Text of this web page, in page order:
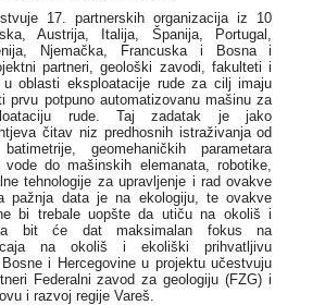
17. partnerskih organizacija iz 10
Austrija, Italija, Španija, Portugal,
Njemačka, Francuska i Bosna i
partneri, geološki zavodi, fakulteti i
oblasti eksploatacije rude za cilj imaju
prvu potpuno automatizovanu mašinu za
rude. Taj zadatak je jako
čitav niz predhosnih istraživanja od
geomehaničkih parametara
do mašinskih elemanata, robotike,
tehnologije za upravljenje i rad ovakve
pažnja data je na ekologiju, te ovakve
bi trebale uopšte da utiču na okoliš i
bit će dat maksimalan fokus na
na okoliš i ekoliški prihvatljivu
i Hercegovine u projektu učestvuju
Federalni zavod za geologiju (FZG) i
i razvoj regije Vareš.